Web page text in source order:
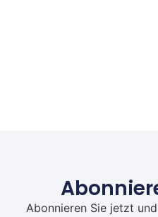
Abonnieren Sie jetzt